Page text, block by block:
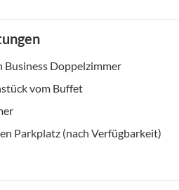
Doppelzimmer
vom Buffet
Parkplatz (nach Verfügbarkeit)